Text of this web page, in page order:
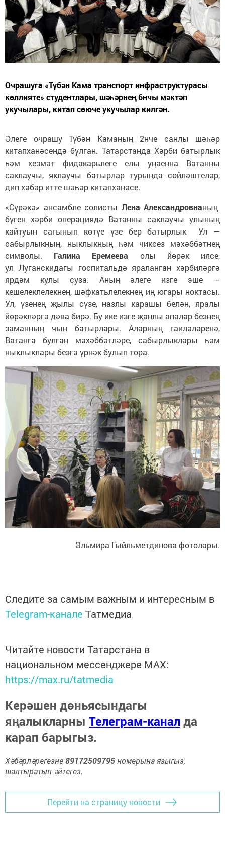
Очрашуга «Түбән Кама транспорт инфраструктурасы
көллияте» студентлары, шәһәрнең 6нчы мәктәп
укучылары, китап сөюче укучылар килгән.
Әлеге очрашу Түбән Каманың 2нче санлы шәһәр
китапханәсендә булган. Татарстанда Хәрби батырлык
һәм хезмәт фидакарьлеге елы уңаенна Ватанны
саклаучы, яклаучы батырлар турында сөйләштеләр,
дип хәбәр итте шәһәр китапханәсе.
«Сүрәкә» ансамбле солисты Лена Александровнаның
бүген хәрби операциядә Ватанны саклаучы улының
кайтуын сагынып көтүе үзе бер батырлык Ул —
сабырлыкның, ныклыкның һәм чиксез мәхәббәтнең
символы. Галина Еремеева олы йөрәк иясе,
ул Луганскидагы госпитальдә яраланган хәрбиләргә
ярдәм кулы суза. Аның әлеге изге эше —
кешелеклелекнең, шәфкатьлелекнең иң югары ноктасы.
Ул, үзенең җылы сүзе, назлы карашы белән, яралы
йөрәкләргә дәва бирә. Бу ике изге җанлы апалар безнең
заманның чын батырлары. Аларның гаиләләренә,
Ватанга булган мәхәббәтләре, сабырлыклары һәм
ныклыклары безгә үрнәк булып тора.
Эльмира Гыйльметдинова фотолары.
Следите за самым важным и интересным в
Telegram-канале Татмедиа
Читайте новости Татарстана в
национальном мессенджере MАХ:
https://max.ru/tatmedia
Керәшен дөньясындагы
яңалыкларны Телеграм-каналда
карап барыгыз.
Хәбәрләрегезне89172509795номерына языгыз,
шалтыратып әйтегез.
Перейти на страницу новости